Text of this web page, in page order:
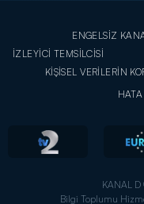
ENGELSİZ
İZLEYİCİ TEMSİLCİSİ
KİŞİSEL VERİLERİN
KANAL D
Bilgi Toplumu